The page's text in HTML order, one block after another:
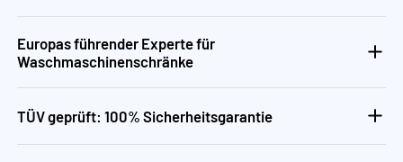
Europas führender Experte für
Waschmaschinenschränke
TÜV geprüft: 100% Sicherheitsgarantie